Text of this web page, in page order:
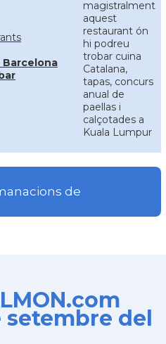
Barcelona
magistralment
aquest
restaurant ón
hi podreu
trobar cuina
Catalana,
tapas, concurs
anual de
paellas i
calçotades a
Kuala Lumpur
de
setembre del